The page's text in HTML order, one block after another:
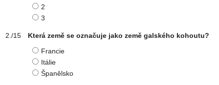
2
3
Která země se označuje jako země galského kohoutu?
Francie
Itálie
Španělsko